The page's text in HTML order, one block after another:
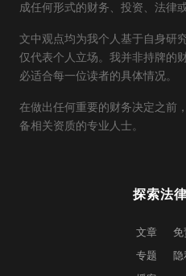
成任何形式的财务、投资、法律
文中观点均为我个人基于自身研
仅代表个人立场。我并非持牌的
必适合每一位读者的具体情况。
在做出任何重要的财务决定之前
备相关资质的专业人士。
探索
文章
专题
法
免
隐